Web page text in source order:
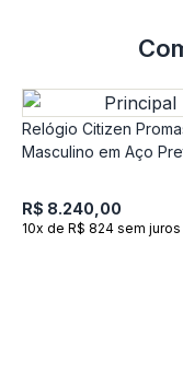
Relógio Citizen
Masculino em Aço
R$ 8.240,00
10x de R$ 824 sem juros